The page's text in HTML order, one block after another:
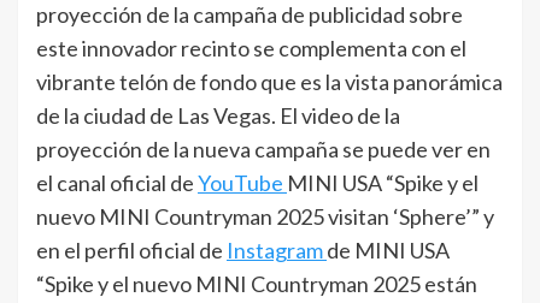
proyección de la campaña de publicidad sobre
este innovador recinto se complementa con el
vibrante telón de fondo que es la vista panorámica
de la ciudad de Las Vegas. El video de la
proyección de la nueva campaña se puede ver en
el canal oficial deYouTube MINI USA “Spike y el
nuevo MINI Countryman 2025 visitan ‘Sphere’” y
en el perfil oficial de Instagramde MINI USA
“Spike y el nuevo MINI Countryman 2025 están